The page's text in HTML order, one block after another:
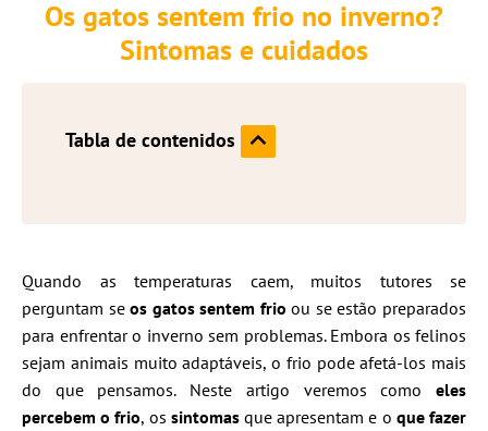
Os gatos sentem frio no inverno?
Sintomas e cuidados
Tabla de contenidos
Quando as temperaturas caem, muitos tutores se
perguntam seos gatos sentem frio ou se estão preparados
para enfrentar o inverno sem problemas. Embora os felinos
sejam animais muito adaptáveis, o frio pode afetá-los mais
do que pensamos. Neste artigo veremos como eles
percebem o frio, os sintomasque apresentam e o que fazer